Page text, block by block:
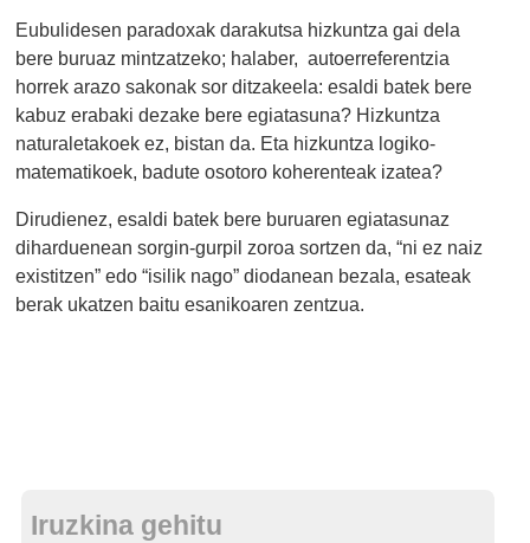
Eubulidesen paradoxak darakutsa hizkuntza gai dela
bere buruaz mintzatzeko; halaber, autoerreferentzia
horrek arazo sakonak sor ditzakeela: esaldi batek bere
kabuz erabaki dezake bere egiatasuna? Hizkuntza
naturaletakoek ez, bistan da. Eta hizkuntza logiko-
matematikoek, badute osotoro koherenteak izatea?
Dirudienez, esaldi batek bere buruaren egiatasunaz
diharduenean sorgin-gurpil zoroa sortzen da, “ni ez naiz
existitzen” edo “isilik nago” diodanean bezala, esateak
berak ukatzen baitu esanikoaren zentzua.
Iruzkina gehitu